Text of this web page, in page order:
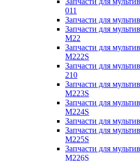
011
Запчасти для
Запчасти для
M22
Запчасти для
M222S
Запчасти для
210
Запчасти для
M223S
Запчасти для
M224S
Запчасти для
Запчасти для
M225S
Запчасти для
M226S